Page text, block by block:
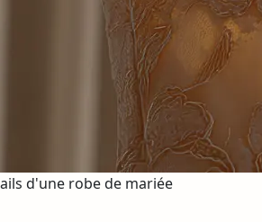
d'une robe de mariée